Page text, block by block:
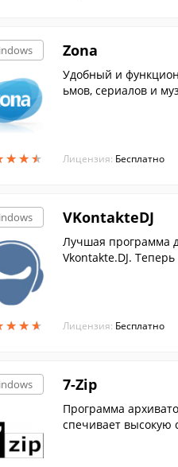
★★★
★★★
Zona
Удобный и
ьмов, сериалов и
Лицензия: Бесплатно
★★★
★★★
VKontakteDJ
Лучшая программа
Vkontakte.DJ.
Лицензия: Бесплатно
7-Zip
Программа
спечивает высокую